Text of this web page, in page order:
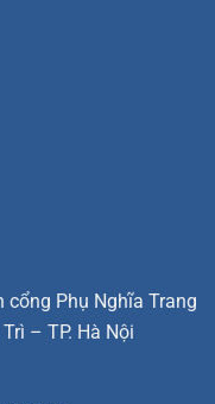
cổng Phụ Nghĩa Trang
– TP. Hà Nội